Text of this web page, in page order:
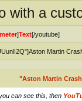
with a
]Text[/youtube]
Martin
"Aston Martin
can see this, then